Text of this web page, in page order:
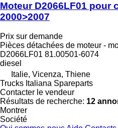
Moteur D2066LF01 pour
2000>2007
Prix sur demande
Pièces détachées de moteur -
D2066LF01 81.00501-6074
diesel
Italie, Vicenza, Thiene
Trucks Italiana Spareparts
Contacter le vendeur
Résultats de recherche: 12
Montrer
Société